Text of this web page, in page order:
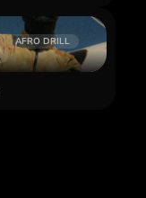
AFRO DRILL